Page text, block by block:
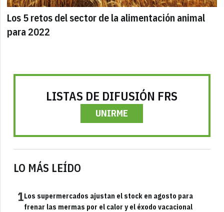
Los 5 retos del sector de la alimentación animal
para 2022
LISTAS DE DIFUSIÓN FRS
UNIRME
LO MÁS LEÍDO
1Los supermercados ajustan el stock en agosto para
frenar las mermas por el calor y el éxodo vacacional